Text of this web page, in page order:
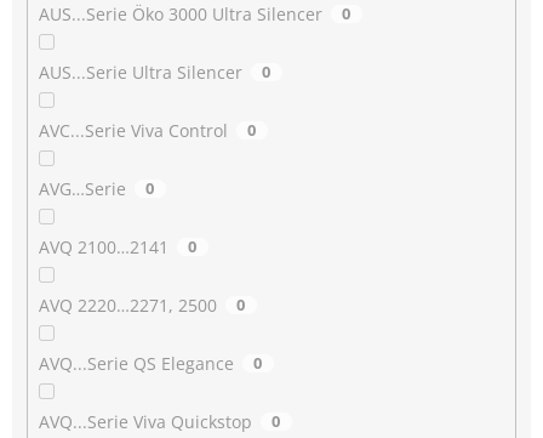
AUS...Serie Öko 3000 Ultra Silencer 0
AUS...Serie Ultra Silencer 0
AVC...Serie Viva Control 0
AVG…Serie 0
AVQ 2100…2141 0
AVQ 2220…2271, 2500 0
AVQ...Serie QS Elegance 0
AVQ...Serie Viva Quickstop 0